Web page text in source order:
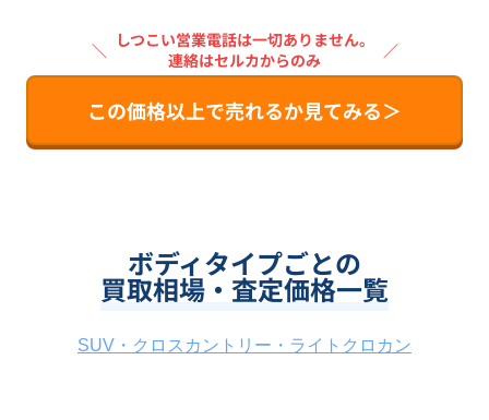
＼
しつこい営業電話は一切ありません。
連絡はセルカからのみ
／
この価格以上で売れるか見てみる＞
ボディタイプごとの
買取相場・査定価格一覧
SUV・クロスカントリー・ライトクロカン